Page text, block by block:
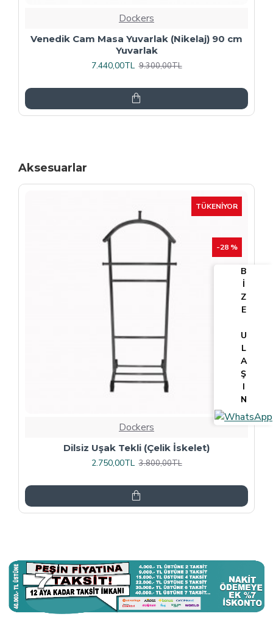
Dockers
Plaza Kare ESB Mutfak Masası (Werzalit,
Allzalit veya Wermodin Tablalı 80X80) -
Afyon Mermer
Aksesuarlar
TÜKENIYOR
-25 %
Dockers
Tv Lcd Standı 5484
3.375,00TL 4.500,00TL
B
İ
Z
E
U
L
A
Ş
I
N